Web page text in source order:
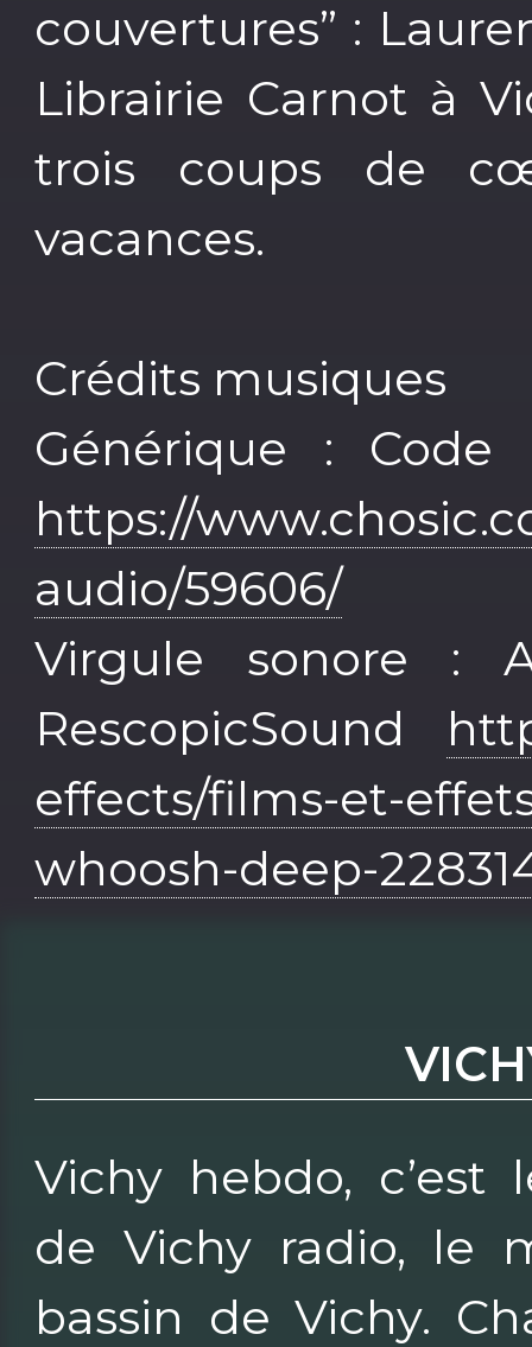
couvertures” :
Librairie Carnot à
trois coups de
vacances.
Crédits musiques
Générique :
https://
audio/59606/
Virgule sonore :
RescopicSound
effects/films-et-
whoosh-deep-
Vichy hebdo,
de Vichy radio, le
bassin de Vichy.